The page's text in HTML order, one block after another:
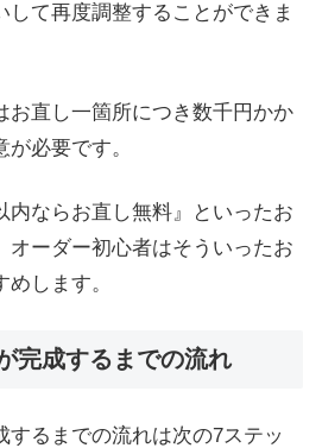
して再度調整することができま
お直し一箇所につき数千円かか
必要です。
ならお直し無料』といったお
オーダー初心者はそういったお
します。
完成するまでの流れ
するまでの流れは次の7ステッ